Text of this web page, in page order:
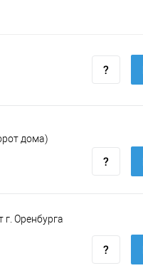
дома)
г. Оренбурга